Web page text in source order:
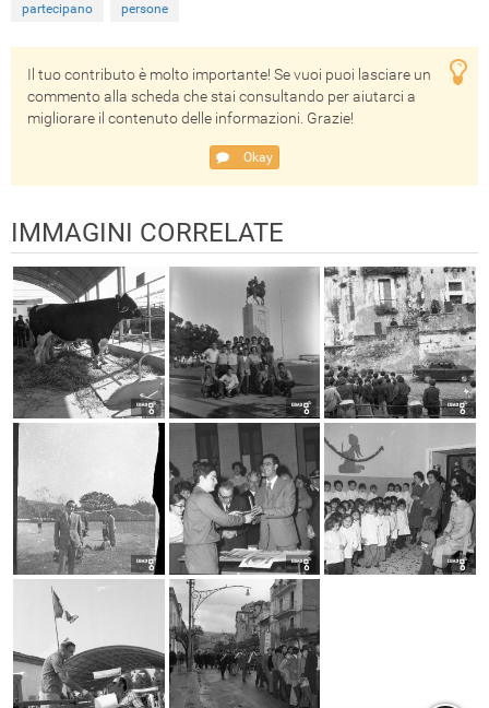
partecipano
persone
Il tuo contributo è molto importante! Se vuoi puoi lasciare un
commento alla scheda che stai consultando per aiutarci a
migliorare il contenuto delle informazioni. Grazie!
Okay
IMMAGINI CORRELATE